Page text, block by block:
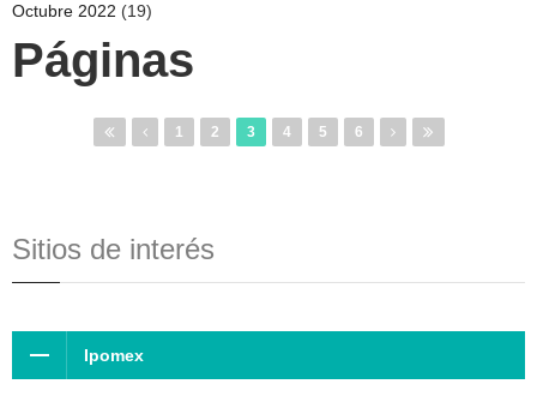
Octubre 2022 (19)
Páginas
1 2 3 4 5 6
Sitios de interés
Ipomex